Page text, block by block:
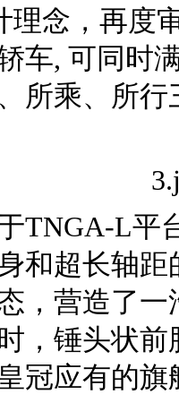
理念，再度
车, 可同时
所乘、所
TNGA-L平
和超长轴
，营造了
，锤头状
冠应有的